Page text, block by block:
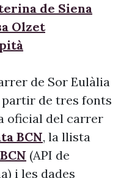
de Siena
Olzet
de Sor Eulàlia
partir de tres fonts
oficial del carrer
BCN, la llista
(API de
i les dades